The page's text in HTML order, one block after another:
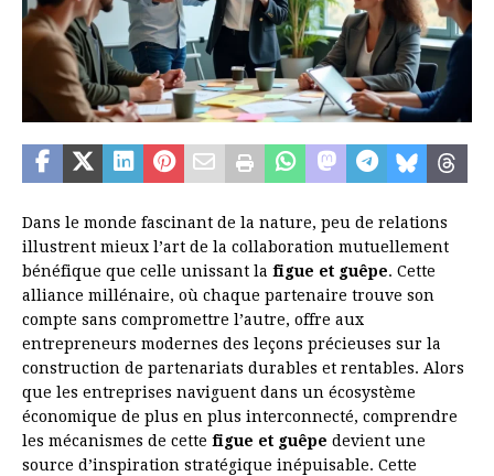
Dans le monde fascinant de la nature, peu de relations
illustrent mieux l’art de la collaboration mutuellement
bénéfique que celle unissant la figue et guêpe. Cette
alliance millénaire, où chaque partenaire trouve son
compte sans compromettre l’autre, offre aux
entrepreneurs modernes des leçons précieuses sur la
construction de partenariats durables et rentables. Alors
que les entreprises naviguent dans un écosystème
économique de plus en plus interconnecté, comprendre
les mécanismes de cette figue et guêpe devient une
source d’inspiration stratégique inépuisable. Cette